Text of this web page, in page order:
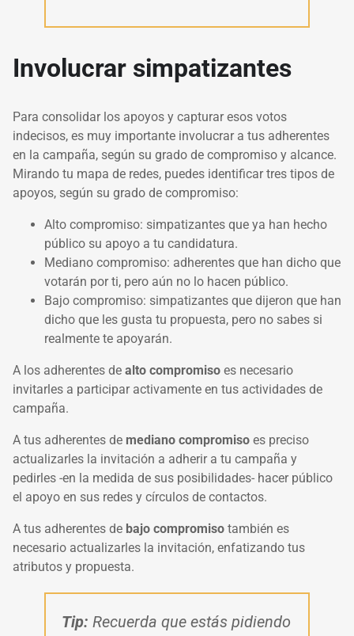
Involucrar simpatizantes
Para consolidar los apoyos y capturar esos votos
indecisos, es muy importante involucrar a tus adherentes
en la campaña, según su grado de compromiso y alcance.
Mirando tu mapa de redes, puedes identificar tres tipos de
apoyos, según su grado de compromiso:
Alto compromiso: simpatizantes que ya han hecho
público su apoyo a tu candidatura.
Mediano compromiso: adherentes que han dicho que
votarán por ti, pero aún no lo hacen público.
Bajo compromiso: simpatizantes que dijeron que han
dicho que les gusta tu propuesta, pero no sabes si
realmente te apoyarán.
A los adherentes de alto compromiso es necesario
invitarles a participar activamente en tus actividades de
campaña.
A tus adherentes de mediano compromiso es preciso
actualizarles la invitación a adherir a tu campaña y
pedirles -en la medida de sus posibilidades- hacer público
el apoyo en sus redes y círculos de contactos.
A tus adherentes de bajo compromiso también es
necesario actualizarles la invitación, enfatizando tus
atributos y propuesta.
Tip: Recuerda que estás pidiendo